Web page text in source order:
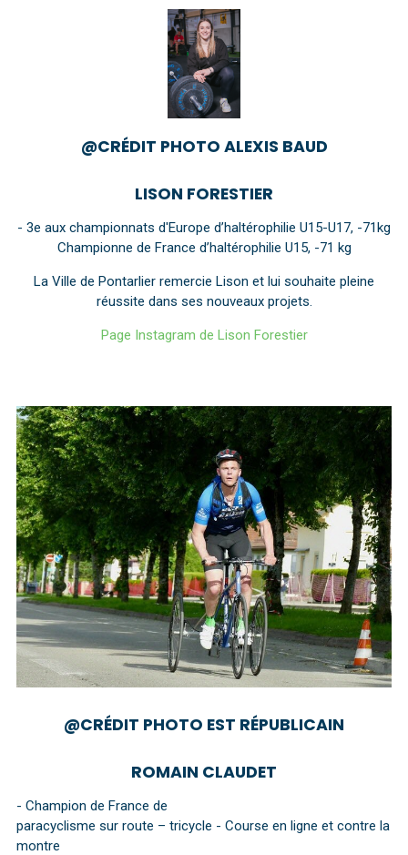
@CRÉDIT PHOTO ALEXIS BAUD
LISON FORESTIER
- 3e aux championnats d'Europe d’haltérophilie U15-U17, -71kg
Championne de France d’haltérophilie U15, -71 kg
La Ville de Pontarlier remercie Lison et lui souhaite pleine
réussite dans ses nouveaux projets.
Page Instagram de Lison Forestier
@CRÉDIT PHOTO EST RÉPUBLICAIN
ROMAIN CLAUDET
- Champion de France de
paracyclisme sur route – tricycle - Course en ligne et contre la
montre